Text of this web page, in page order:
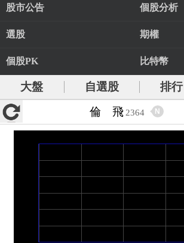
股市公告 個股分析
選股 期權
個股PK 比特幣
大盤 自選股 排行
倫 飛 2364 N